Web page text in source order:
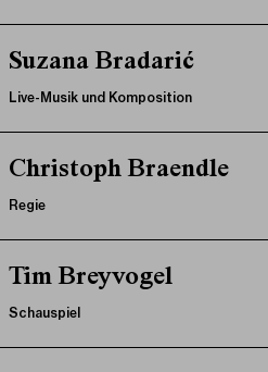
Suzana Bradarić
Live-Musik und Komposition
Christoph Braendle
Regie
Tim Breyvogel
Schauspiel